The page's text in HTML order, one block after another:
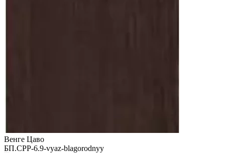
Венге Цаво
БП.СРР-6.9-vyaz-blagorodnyy